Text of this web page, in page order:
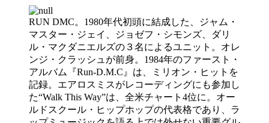
RUN DMC。1980年代初頭に結成した、ジャム・
マスター・ジェイ、ジョゼフ・シモンズ、ダリ
ル・マクダニエルズの３名によるユニット。オレ
ンジ・クラッシュが前身。1984年のファースト・
アルバム『Run-D.M.C』は、ミリオン・ヒットを
記録。エアロスミスがレコーディングにも参加し
た“Walk This Way”は、全米チャート4位に。オー
ルドスクール・ヒップホップの代表格であり、ラ